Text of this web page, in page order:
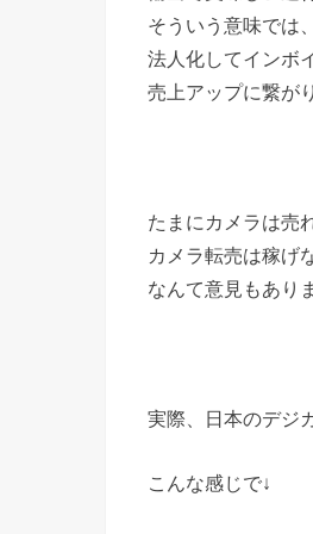
そういう意味では
法人化してインボ
売上アップに繋が
たまにカメラは売
カメラ転売は稼げ
なんて意見もあり
実際、日本のデジ
こんな感じで↓